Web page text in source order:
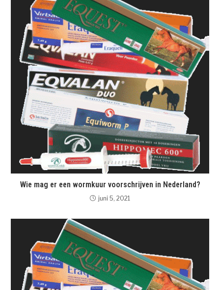
Wie mag er een wormkuur voorschrijven in Nederland?
juni 5, 2021